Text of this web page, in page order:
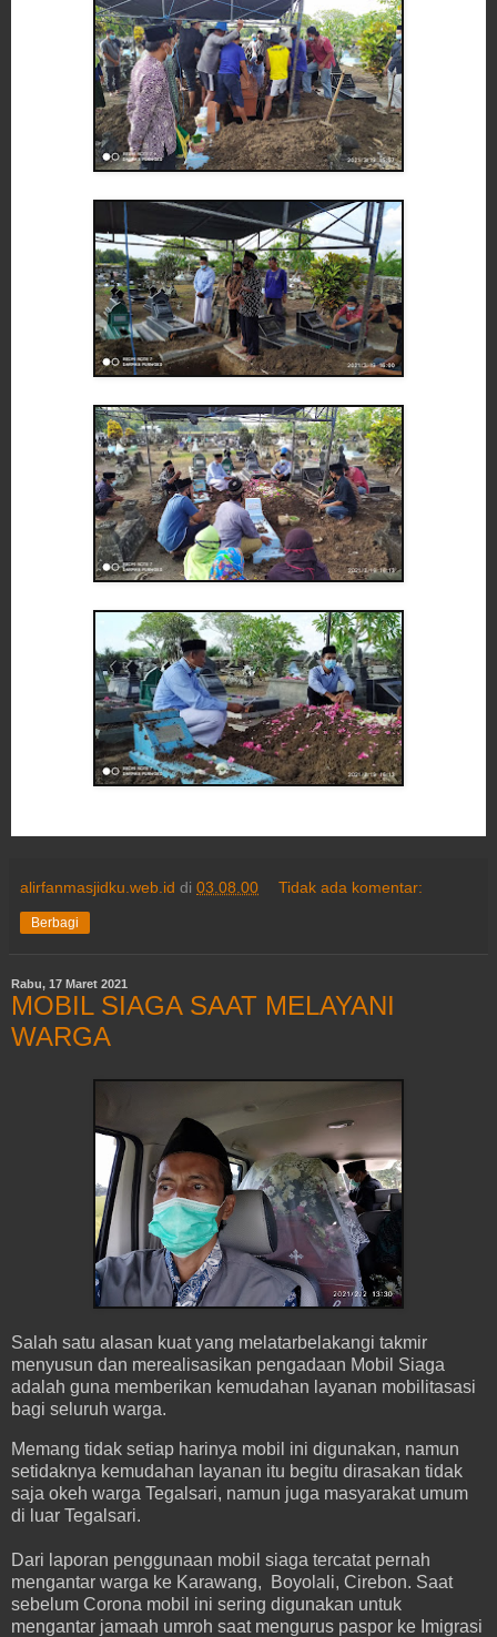
alirfanmasjidku.web.id di 03.08.00 Tidak ada komentar:
Berbagi
Rabu, 17 Maret 2021
MOBIL SIAGA SAAT MELAYANI
WARGA
Salah satu alasan kuat yang melatarbelakangi takmir
menyusun dan merealisasikan pengadaan Mobil Siaga
adalah guna memberikan kemudahan layanan mobilitasasi
bagi seluruh warga.
Memang tidak setiap harinya mobil ini digunakan, namun
setidaknya kemudahan layanan itu begitu dirasakan tidak
saja okeh warga Tegalsari, namun juga masyarakat umum
di luar Tegalsari.
Dari laporan penggunaan mobil siaga tercatat pernah
mengantar warga ke Karawang, Boyolali, Cirebon. Saat
sebelum Corona mobil ini sering digunakan untuk
mengantar jamaah umroh saat mengurus paspor ke Imigrasi